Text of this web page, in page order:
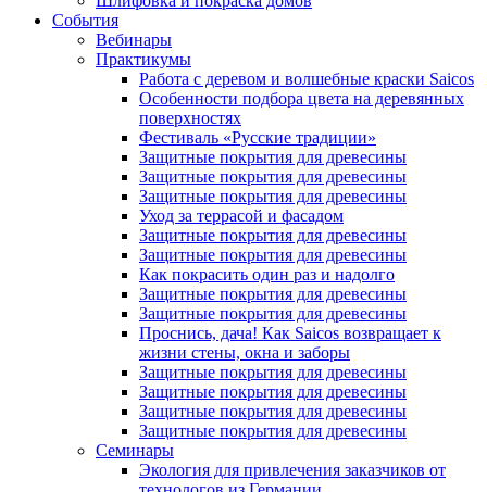
События
Вебинары
Практикумы
Работа с деревом и волшебные краски Saicos
Особенности подбора цвета на деревянных
поверхностях
Фестиваль «Русские традиции»
Защитные покрытия для древесины
Защитные покрытия для древесины
Защитные покрытия для древесины
Уход за террасой и фасадом
Защитные покрытия для древесины
Защитные покрытия для древесины
Как покрасить один раз и надолго
Защитные покрытия для древесины
Защитные покрытия для древесины
Проснись, дача! Как Saicos возвращает к
жизни стены, окна и заборы
Защитные покрытия для древесины
Защитные покрытия для древесины
Защитные покрытия для древесины
Защитные покрытия для древесины
Семинары
Экология для привлечения заказчиков от